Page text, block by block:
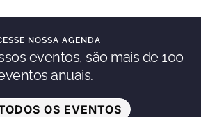
NOSSA AGENDA
eventos, são mais de 100
anuais.
OS EVENTOS